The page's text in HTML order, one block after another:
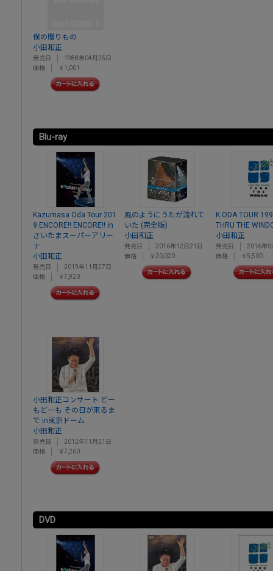
僕の贈りもの
小田和正
発売日
1988年04月25日
価格
￥1,001
Blu-ray
Kazumasa Oda Tour 201
9 ENCORE!! ENCORE!! in
さいたまスーパーアリー
ナ
小田和正
発売日
2019年11月27日
価格
￥7,920
風のようにうたが流れて
いた (完全版)
小田和正
発売日
2016年12月21日
価格
￥20,020
K.ODA TOUR
THRU THE
小田和正
発売日
2016年
価格
￥5,500
小田和正コンサート どー
もどーも その日が来るま
で in東京ドーム
小田和正
発売日
2012年11月21日
価格
￥7,260
DVD